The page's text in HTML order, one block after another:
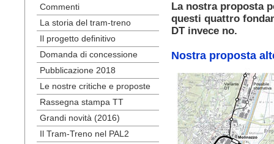
Commenti
La storia del tram-treno
Il progetto definitivo
Domanda di concessione
Pubblicazione 2018
Le nostre critiche e proposte
Rassegna stampa TT
Grandi novità (2016)
Il Tram-Treno nel PAL2
La nostra proposta
questi quattro
DT invece no.
Nostra proposta